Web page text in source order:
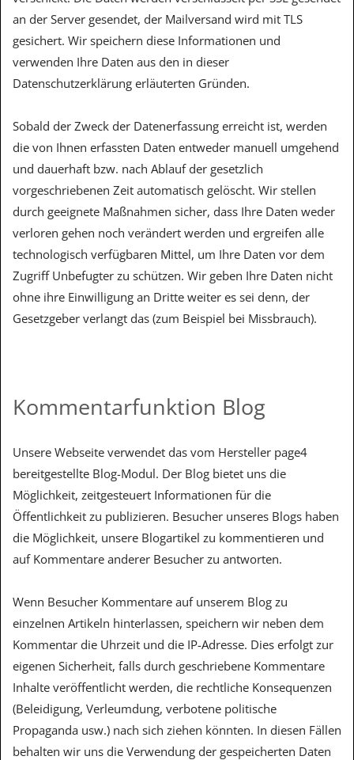
an der Server gesendet, der Mailversand wird mit TLS
gesichert. Wir speichern diese Informationen und
verwenden Ihre Daten aus den in dieser
Datenschutzerklärung erläuterten Gründen.
Sobald der Zweck der Datenerfassung erreicht ist, werden
die von Ihnen erfassten Daten entweder manuell umgehend
und dauerhaft bzw. nach Ablauf der gesetzlich
vorgeschriebenen Zeit automatisch gelöscht. Wir stellen
durch geeignete Maßnahmen sicher, dass Ihre Daten weder
verloren gehen noch verändert werden und ergreifen alle
technologisch verfügbaren Mittel, um Ihre Daten vor dem
Zugriff Unbefugter zu schützen. Wir geben Ihre Daten nicht
ohne ihre Einwilligung an Dritte weiter es sei denn, der
Gesetzgeber verlangt das (zum Beispiel bei Missbrauch).
Kommentarfunktion Blog
Unsere Webseite verwendet das vom Hersteller page4
bereitgestellte Blog-Modul. Der Blog bietet uns die
Möglichkeit, zeitgesteuert Informationen für die
Öffentlichkeit zu publizieren. Besucher unseres Blogs haben
die Möglichkeit, unsere Blogartikel zu kommentieren und
auf Kommentare anderer Besucher zu antworten.
Wenn Besucher Kommentare auf unserem Blog zu
einzelnen Artikeln hinterlassen, speichern wir neben dem
Kommentar die Uhrzeit und die IP-Adresse. Dies erfolgt zur
eigenen Sicherheit, falls durch geschriebene Kommentare
Inhalte veröffentlicht werden, die rechtliche Konsequenzen
(Beleidigung, Verleumdung, verbotene politische
Propaganda usw.) nach sich ziehen könnten. In diesen Fällen
behalten wir uns die Verwendung der gespeicherten Daten